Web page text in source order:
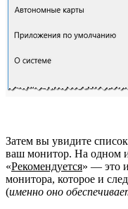
Затем вы увидите
ваш монитор. На одном
«Рекомендуется» — это
монитора, которое и
(именно оно